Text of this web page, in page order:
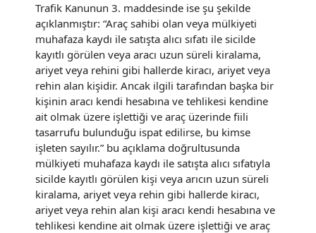
Trafik Kanunun 3. maddesinde ise şu şekilde
açıklanmıştır: “Araç sahibi olan veya mülkiyeti
muhafaza kaydı ile satışta alıcı sıfatı ile sicilde
kayıtlı görülen veya aracı uzun süreli kiralama,
ariyet veya rehini gibi hallerde kiracı, ariyet veya
rehin alan kişidir. Ancak ilgili tarafından başka bir
kişinin aracı kendi hesabına ve tehlikesi kendine
ait olmak üzere işlettiği ve araç üzerinde fiili
tasarrufu bulunduğu ispat edilirse, bu kimse
işleten sayılır.” bu açıklama doğrultusunda
mülkiyeti muhafaza kaydı ile satışta alıcı sıfatıyla
sicilde kayıtlı görülen kişi veya arıcın uzun süreli
kiralama, ariyet veya rehin gibi hallerde kiracı,
ariyet veya rehin alan kişi aracı kendi hesabına ve
tehlikesi kendine ait olmak üzere işlettiği ve araç